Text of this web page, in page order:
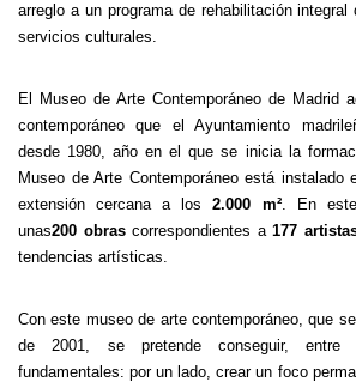
arreglo a un programa de rehabilitación
servicios culturales.
El Museo de Arte Contemporáneo de Madrid
contemporáneo que el Ayuntamiento
desde 1980, año en el que se inicia la
Museo de Arte Contemporáneo está instalado
extensión cercana a los2.000 m². En
unas200 obrascorrespondientes a177
tendencias artísticas.
Con este museo de arte contemporáneo, que
de 2001, se pretende conseguir, entre
fundamentales: por un lado, crear un foco